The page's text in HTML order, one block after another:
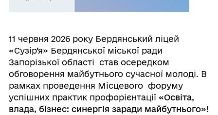
11 червня 2026 року Бердянський ліцей
«Сузір’я» Бердянської міської ради
Запорізької області став осередком
обговорення майбутнього сучасної молоді. В
рамках проведення Місцевого форуму
успішних практик профорієнтації «Освіта,
влада, бізнес: синергія заради майбутнього»!